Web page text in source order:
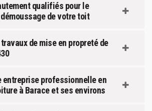
qualifiés pour le
de votre toit
de mise en propreté de
entreprise professionnelle en
à Barace et ses environs